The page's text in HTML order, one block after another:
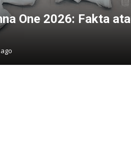
One 2026: Fakta